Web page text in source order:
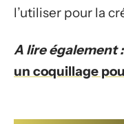
l’utiliser pour la
A lire également :
un coquillage